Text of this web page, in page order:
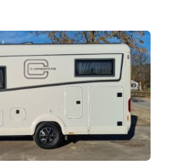
Agent IA